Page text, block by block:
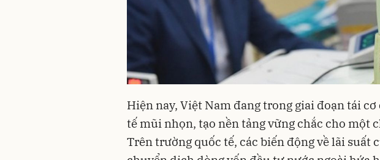
Hiện nay, Việt Nam đang trong giai đoạn tái
tế mũi nhọn, tạo nền tảng vững chắc cho một
Trên trường quốc tế, các biến động về lãi suất